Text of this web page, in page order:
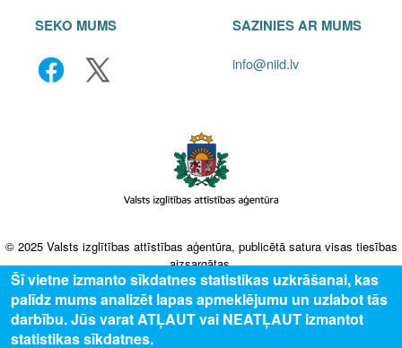
SEKO MUMS SAZINIES AR MUMS
info@niid.lv
© 2025 Valsts izglītības attīstības aģentūra, publicētā satura visas tiesības
aizsargātas.
Šī vietne izmanto sīkdatnes statistikas uzkrāšanai, kas
palīdz mums analizēt lapas apmeklējumu un uzlabot tās
darbību. Jūs varat ATĻAUT vai NEATĻAUT izmantot
statistikas sīkdatnes.